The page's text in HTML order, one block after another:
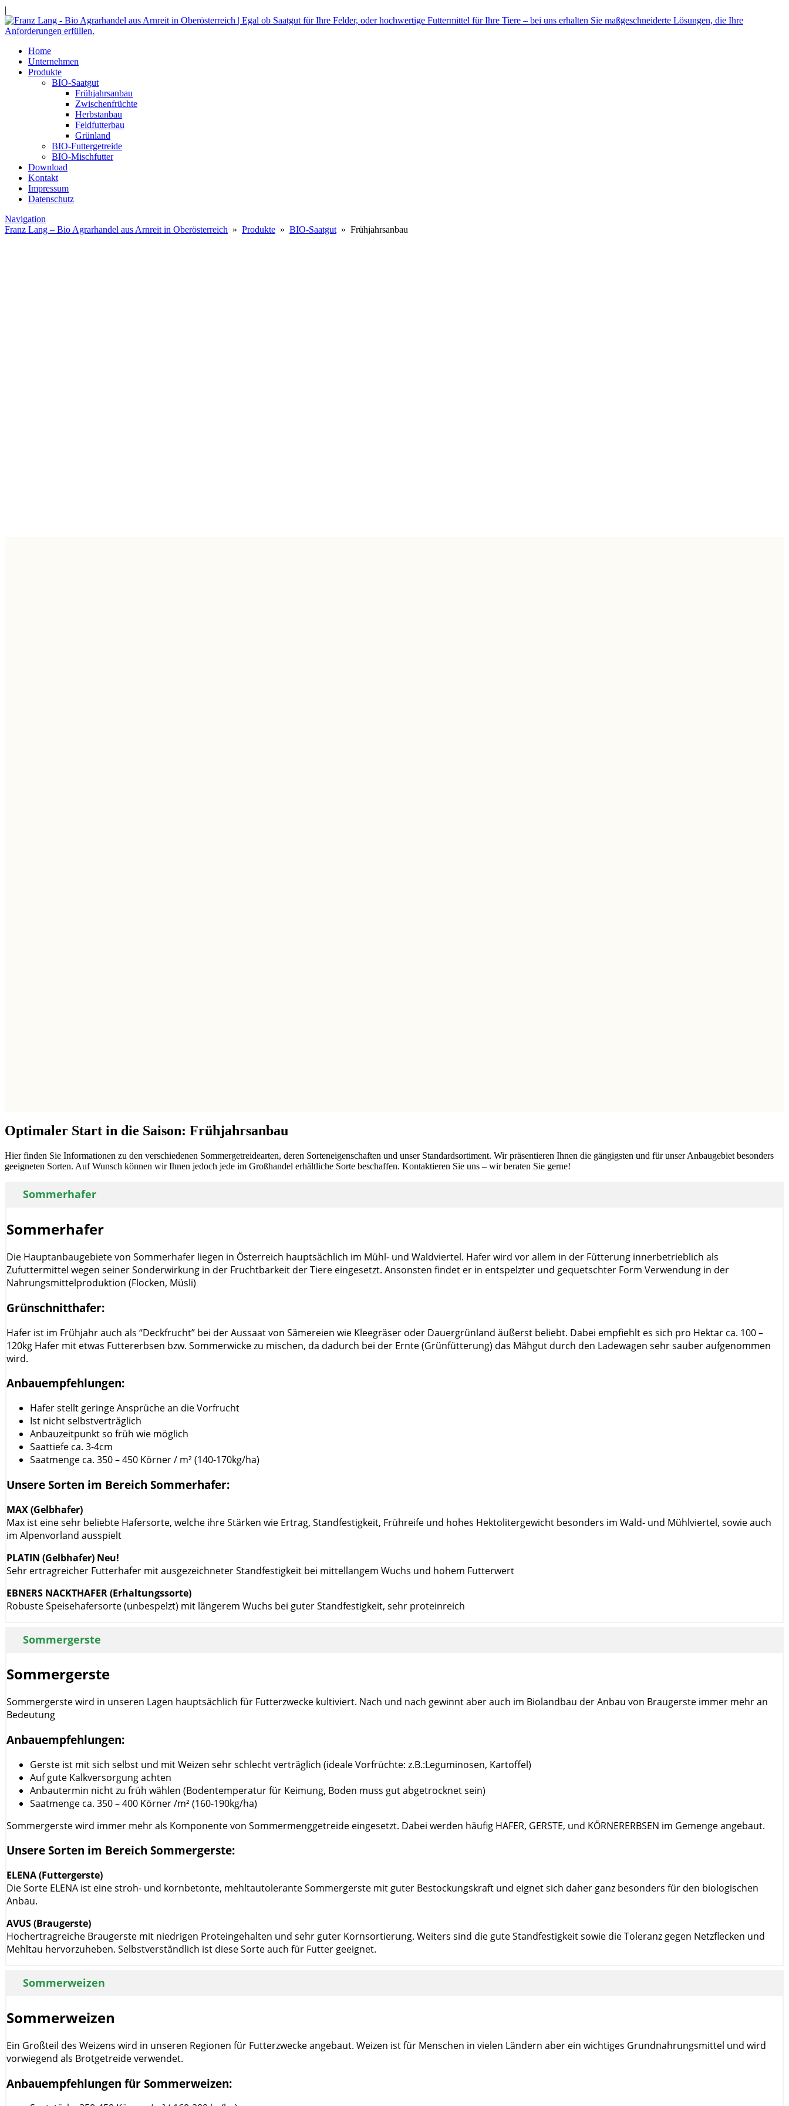
|
Home
Unternehmen
Produkte
BIO-Saatgut
Frühjahrsanbau
Zwischenfrüchte
Herbstanbau
Feldfutterbau
Grünland
BIO-Futtergetreide
BIO-Mischfutter
Download
Kontakt
Impressum
Datenschutz
Navigation
Franz Lang – Bio Agrarhandel aus Arnreit in Oberösterreich » Produkte » BIO-Saatgut » Frühjahrsanbau
Optimaler Start in die Saison: Frühjahrsanbau
Hier finden Sie Informationen zu den verschiedenen Sommergetreidearten, deren Sorteneigenschaften und unser Standardsortiment. Wir präsentieren Ihnen die gängigsten und für unser Anbaugebiet besonders
geeigneten Sorten. Auf Wunsch können wir Ihnen jedoch jede im Großhandel erhältliche Sorte beschaffen. Kontaktieren Sie uns – wir beraten Sie gerne!
Sommerhafer
Sommerhafer
Die Hauptanbaugebiete von Sommerhafer liegen in Österreich hauptsächlich im Mühl- und Waldviertel. Hafer wird vor allem in der Fütterung innerbetrieblich als
Zufuttermittel wegen seiner Sonderwirkung in der Fruchtbarkeit der Tiere eingesetzt. Ansonsten findet er in entspelzter und gequetschter Form Verwendung in der
Nahrungsmittelproduktion (Flocken, Müsli)
Grünschnitthafer:
Hafer ist im Frühjahr auch als “Deckfrucht” bei der Aussaat von Sämereien wie Kleegräser oder Dauergrünland äußerst beliebt. Dabei empfiehlt es sich pro Hektar ca. 100 –
120kg Hafer mit etwas Futtererbsen bzw. Sommerwicke zu mischen, da dadurch bei der Ernte (Grünfütterung) das Mähgut durch den Ladewagen sehr sauber aufgenommen
wird.
Anbauempfehlungen:
Hafer stellt geringe Ansprüche an die Vorfrucht
Ist nicht selbstverträglich
Anbauzeitpunkt so früh wie möglich
Saattiefe ca. 3-4cm
Saatmenge ca. 350 – 450 Körner / m² (140-170kg/ha)
Unsere Sorten im Bereich Sommerhafer:
MAX (Gelbhafer)
Max ist eine sehr beliebte Hafersorte, welche ihre Stärken wie Ertrag, Standfestigkeit, Frühreife und hohes Hektolitergewicht besonders im Wald- und Mühlviertel, sowie auch
im Alpenvorland ausspielt
PLATIN (Gelbhafer) Neu!
Sehr ertragreicher Futterhafer mit ausgezeichneter Standfestigkeit bei mittellangem Wuchs und hohem Futterwert
EBNERS NACKTHAFER (Erhaltungssorte)
Robuste Speisehafersorte (unbespelzt) mit längerem Wuchs bei guter Standfestigkeit, sehr proteinreich
Sommergerste
Sommergerste
Sommergerste wird in unseren Lagen hauptsächlich für Futterzwecke kultiviert. Nach und nach gewinnt aber auch im Biolandbau der Anbau von Braugerste immer mehr an
Bedeutung
Anbauempfehlungen:
Gerste ist mit sich selbst und mit Weizen sehr schlecht verträglich (ideale Vorfrüchte: z.B.:Leguminosen, Kartoffel)
Auf gute Kalkversorgung achten
Anbautermin nicht zu früh wählen (Bodentemperatur für Keimung, Boden muss gut abgetrocknet sein)
Saatmenge ca. 350 – 400 Körner /m² (160-190kg/ha)
Sommergerste wird immer mehr als Komponente von Sommermenggetreide eingesetzt. Dabei werden häufig HAFER, GERSTE, und KÖRNERERBSEN im Gemenge angebaut.
Unsere Sorten im Bereich Sommergerste:
ELENA (Futtergerste)
Die Sorte ELENA ist eine stroh- und kornbetonte, mehltautolerante Sommergerste mit guter Bestockungskraft und eignet sich daher ganz besonders für den biologischen
Anbau.
AVUS (Braugerste)
Hochertragreiche Braugerste mit niedrigen Proteingehalten und sehr guter Kornsortierung. Weiters sind die gute Standfestigkeit sowie die Toleranz gegen Netzflecken und
Mehltau hervorzuheben. Selbstverständlich ist diese Sorte auch für Futter geeignet.
Sommerweizen
Sommerweizen
Ein Großteil des Weizens wird in unseren Regionen für Futterzwecke angebaut. Weizen ist für Menschen in vielen Ländern aber ein wichtiges Grundnahrungsmittel und wird
vorwiegend als Brotgetreide verwendet.
Anbauempfehlungen für Sommerweizen: